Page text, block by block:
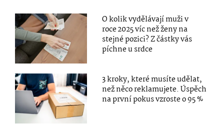
O kolik vydělávají muži v
roce 2025 víc než ženy na
stejné pozici? Z částky vás
píchne u srdce
3 kroky, které musíte udělat,
než něco reklamujete. Úspěch
na první pokus vzroste o 95 %